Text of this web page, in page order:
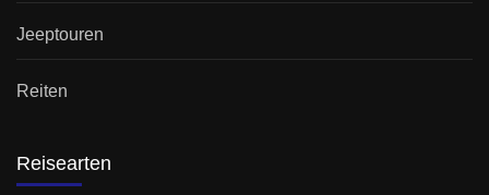
Jeeptouren
Reiten
Reisearten